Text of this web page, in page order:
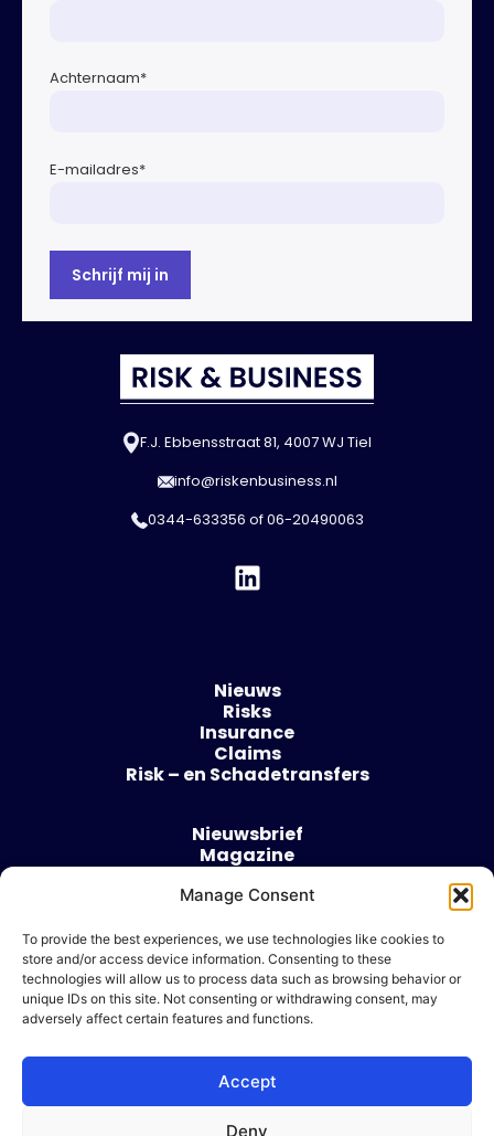
Manage Consent
To provide the best experiences, we use technologies like cookies to
store and/or access device information. Consenting to these
technologies will allow us to process data such as browsing behavior or
unique IDs on this site. Not consenting or withdrawing consent, may
adversely affect certain features and functions.
Accept
Deny
Achternaam*
E-mailadres*
F.J. Ebbensstraat 81, 4007 WJ Tiel
info@riskenbusiness.nl
0344-633356 of06-20490063
Nieuws
Risks
Insurance
Claims
Risk – en Schadetransfers
Nieuwsbrief
Magazine
Over
Algemene voorwaarden
Cookie beleid
Ik wil adverteren